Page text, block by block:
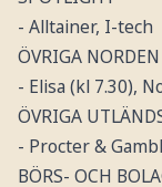
- Alltainer, I-tech
ÖVRIGA NORDEN
- Elisa (kl 7.30),
ÖVRIGA
- Procter &
BÖRS- OCH